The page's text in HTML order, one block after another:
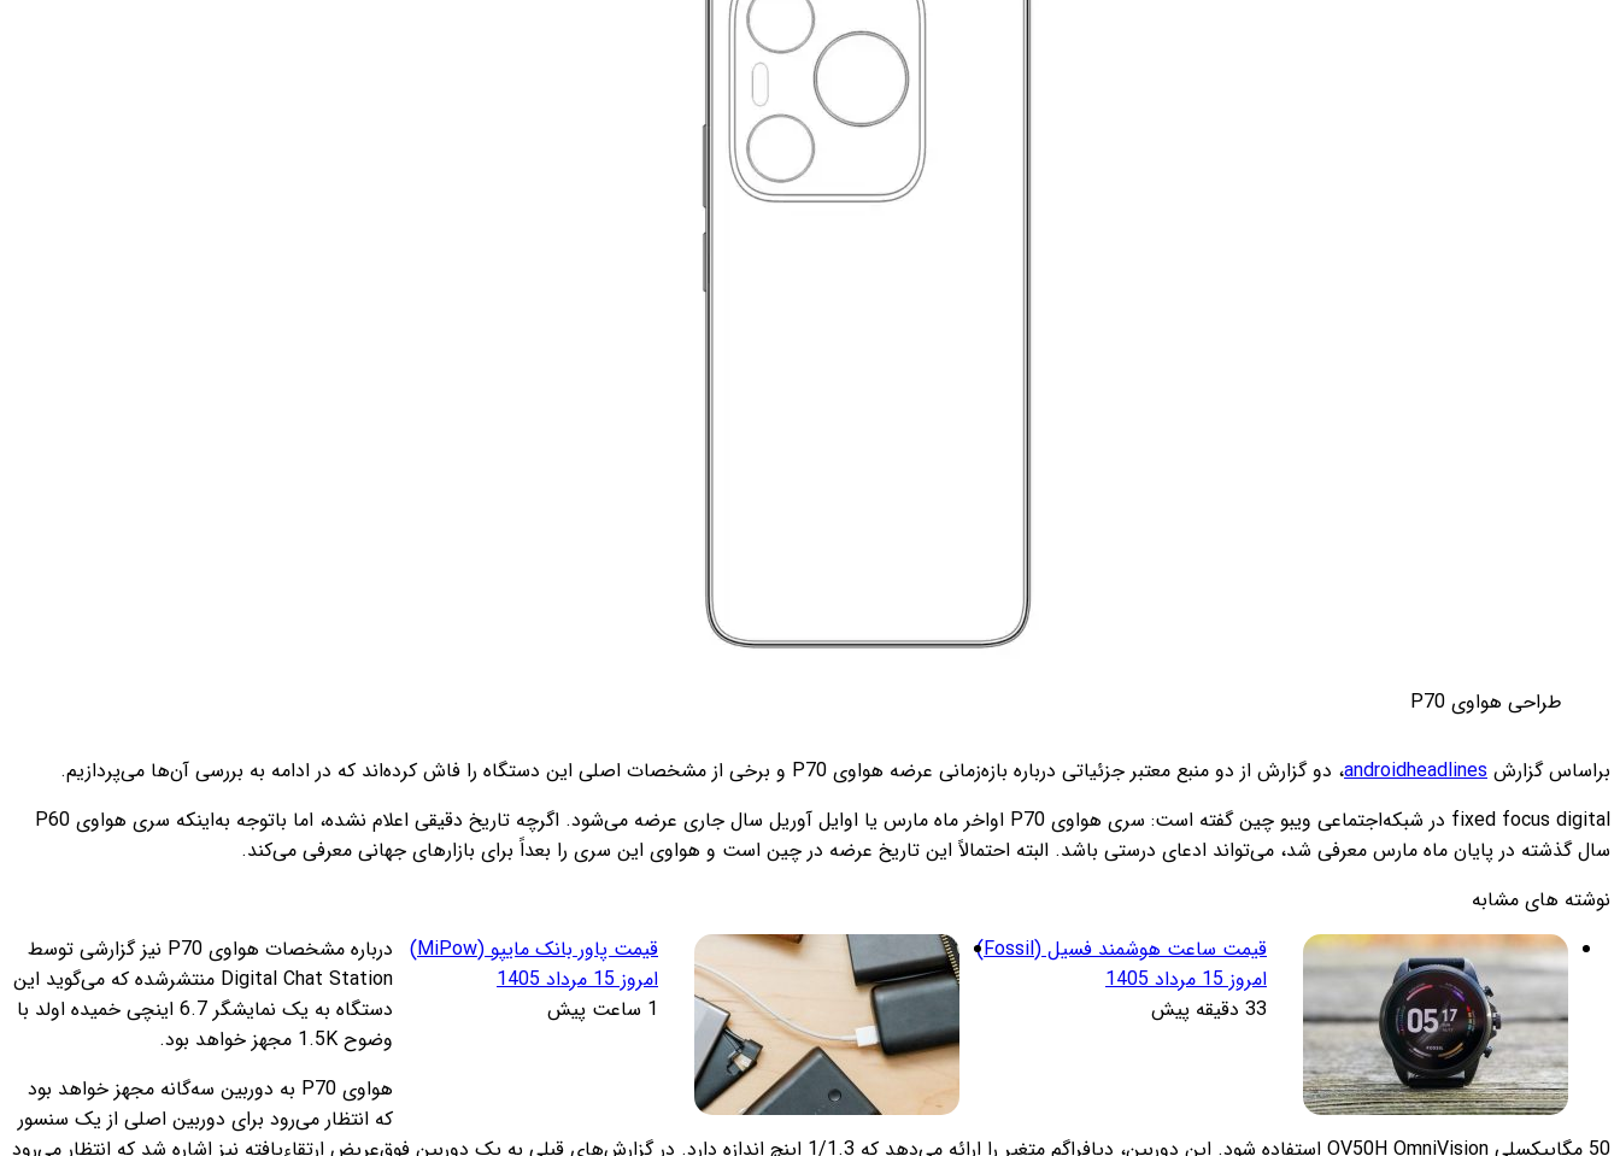
طراحی هواوی P70
براساس گزارش androidheadlines، دو گزارش از دو منبع معتبر جزئیاتی درباره بازه‌زمانی عرضه هواوی P70 و برخی از مشخصات اصلی این دستگاه را فاش کرده‌اند که در ادامه به بررسی آن‌ها می‌پردازیم.
fixed focus digital در شبکه‌اجتماعی ویبو چین گفته است: سری هواوی P70 اواخر ماه مارس یا اوایل آوریل سال جاری عرضه می‌شود. اگرچه تاریخ دقیقی اعلام نشده، اما باتوجه به‌اینکه سری هواوی P60
سال گذشته در پایان ماه مارس معرفی شد، می‌تواند ادعای درستی باشد. البته احتمالاً این تاریخ عرضه در چین است و هواوی این سری را بعداً برای بازارهای جهانی معرفی می‌کند.
نوشته های مشابه
قیمت ساعت هوشمند فسیل (Fossil)
امروز 15 مرداد 1405
33 دقیقه پیش
قیمت پاور بانک مایپو (MiPow)
امروز 15 مرداد 1405
1 ساعت پیش
درباره مشخصات هواوی P70 نیز گزارشی توسط
Digital Chat Station منتشرشده که می‌گوید این
دستگاه به یک نمایشگر 6.7 اینچی خمیده اولد با
وضوح 1.5K مجهز خواهد بود.
هواوی P70 به دوربین سه‌گانه مجهز خواهد بود
که انتظار می‌رود برای دوربین اصلی از یک سنسور
50 مگاپیکسلی OV50H OmniVision استفاده شود. این دوربین، دیافراگم متغیر را ارائه می‌دهد که 1/1.3 اینچ اندازه دارد. در گزارش‌های قبلی به یک دوربین فوق‌عریض ارتقاءیافته نیز اشاره شد که انتظار می‌رود